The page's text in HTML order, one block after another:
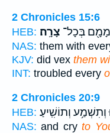
2 Chronicles 15:6
HEB:
בְּכָל־ צָרָֽה׃
NAS: them with
KJV: did vex them
INT: troubled every
2 Chronicles 20:9
HEB: וְתִשְׁמַ֥ע וְתוֹשִֽׁיעַ׃
NAS: and cryto